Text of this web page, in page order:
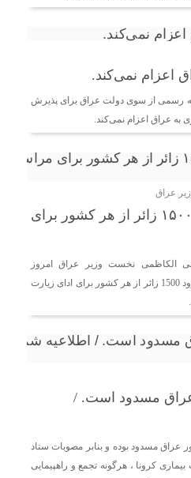
اعزام نمی‌کند.
رسمی از سوی دولت عراق برای پذیرش
به عراق اعزام نمی‌کند.
عراق
موافقت عراق با ورود ۱۵۰۰ زائر از هر کشور برای
الکاظمی نخست وزیر عراق امروز
چهارشنبه اعلام کرد که دولت با ورود 1500 زائر از هر کشور برای ادای زیارت
عراق مسدود است. /
عراق مسدود بوده و بنابر مصوبات ستاد
کرونا ، هرگونه تجمع و راهپیمایی